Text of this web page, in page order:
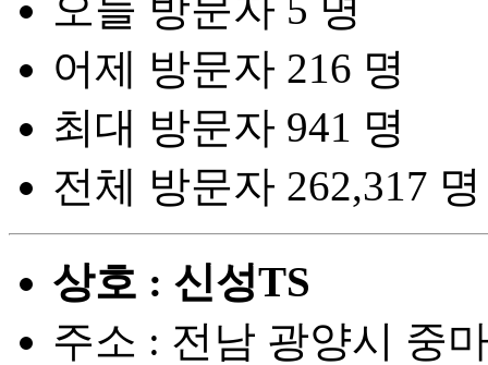
어제 방문자 216 명
최대 방문자 941 명
전체 방문자 262,317 명
상호 : 신성TS
주소 : 전남 광양시 중